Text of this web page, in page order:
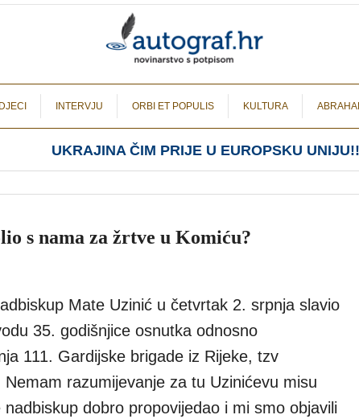
INTERVJU ORBI ET POPULIS KULTURA
UKRAJINA ČIM PRIJE U EUROPSKU UNIJU!!
s nama za žrtve u Komiću?
Mate Uzinić u četvrtak 2. srpnja slavio
35. godišnjice osnutka odnosno
111. Gardijske brigade iz Rijeke, tzv
Nemam razumijevanje za tu Uzinićevu misu
nadbiskup dobro propovijedao i mi smo objavili